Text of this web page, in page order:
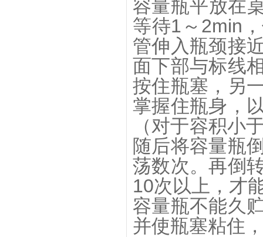
容量瓶平放在
等待1～2min
管伸入瓶颈接
面下部与标线
按住瓶塞，另
掌握住瓶身，
（对于容积小
随后将容量瓶
荡数次。再倒
10次以上，才
容量瓶不能久
并使瓶塞粘住